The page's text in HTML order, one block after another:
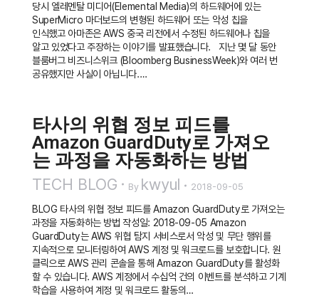
당시 엘레멘탈 미디어(Elemental Media)의 하드웨어에 있는
SuperMicro 마더보드의 변형된 하드웨어 또는 악성 칩을
인식했고 아마존은 AWS 중국 리전에서 수정된 하드웨어나 칩을
알고 있었다고 주장하는 이야기를 발표했습니다. 지난 몇 달 동안
블룸버그 비즈니스위크 (Bloomberg BusinessWeek)와 여러 번
공유했지만 사실이 아닙니다.…
타사의 위협 정보 피드를
Amazon GuardDuty로 가져오
는 과정을 자동화하는 방법
TECH BLOG By kwyul 2018-09-05
BLOG 타사의 위협 정보 피드를 Amazon GuardDuty로 가져오는
과정을 자동화하는 방법 작성일: 2018-09-05 Amazon
GuardDuty는 AWS 위협 탐지 서비스로서 악성 및 무단 행위를
지속적으로 모니터링하여 AWS 계정 및 워크로드를 보호합니다. 원
클릭으로 AWS 관리 콘솔을 통해 Amazon GuardDuty를 활성화
할 수 있습니다. AWS 계정에서 수십억 건의 이벤트를 분석하고 기계
학습을 사용하여 계정 및 워크로드 활동의…